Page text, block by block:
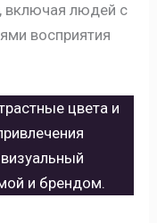
включая людей с
восприятия
цвета и
и брендом.